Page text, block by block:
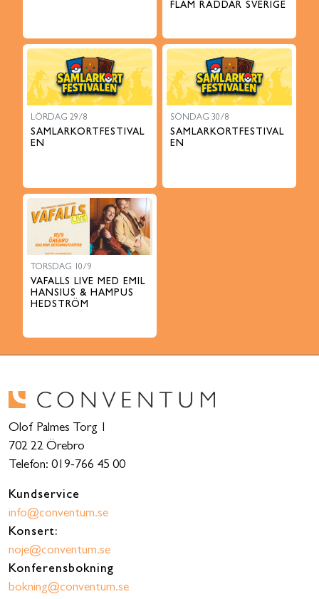
FLAM RÄDDAR SVERIGE
LÖRDAG 29/8
SAMLARKORTFESTIVAL
EN
SÖNDAG 30/8
SAMLARKORTFESTIVAL
EN
TORSDAG 10/9
VAFALLS LIVE MED EMIL
HANSIUS & HAMPUS
HEDSTRÖM
Olof Palmes Torg 1
702 22 Örebro
Telefon: 019-766 45 00
Kundservice
info@conventum.se
Konsert:
noje@conventum.se
Konferensbokning
bokning@conventum.se